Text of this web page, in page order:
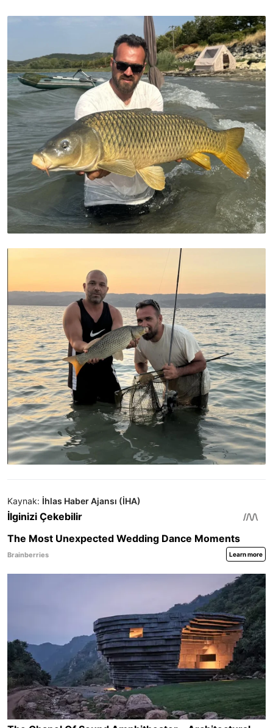
Kaynak: İhlas Haber Ajansı (İHA)